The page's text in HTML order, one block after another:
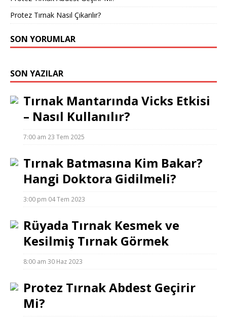
Protez Tırnak Nasıl Çıkarılır?
SON YORUMLAR
SON YAZILAR
Tırnak Mantarında Vicks Etkisi
– Nasıl Kullanılır?
7:00 am 23 Tem 2025
Tırnak Batmasına Kim Bakar?
Hangi Doktora Gidilmeli?
3:00 pm 04 Tem 2023
Rüyada Tırnak Kesmek ve
Kesilmiş Tırnak Görmek
8:00 am 30 Haz 2023
Protez Tırnak Abdest Geçirir
Mi?